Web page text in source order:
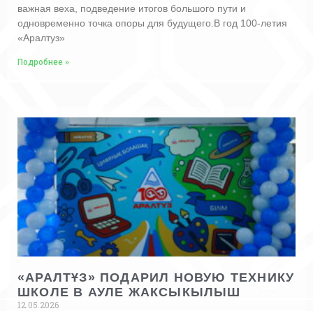
важная веха, подведение итогов большого пути и
одновременно точка опоры для будущего.В год 100-летия
«Аралтуз»
Подробнее »
«АРАЛТҰЗ» ПОДАРИЛ НОВУЮ ТЕХНИКУ
ШКОЛЕ В АУЛЕ ЖАКСЫКЫЛЫШ
12.05.2026